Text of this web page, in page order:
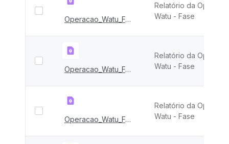
Operacao_Watu_FASE_VI
Relatório da
Watu - Fase
Operacao_Watu_FASE_V
Relatório da
Watu - Fase
Operacao_Watu_FASE_IX
Relatório da
Watu - Fase